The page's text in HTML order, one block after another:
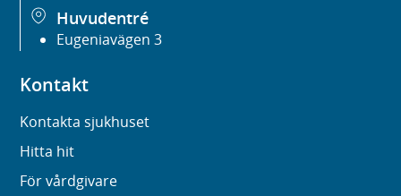
Huvudentré
Eugeniavägen 3
Kontakt
Kontakta sjukhuset
Hitta hit
För vårdgivare